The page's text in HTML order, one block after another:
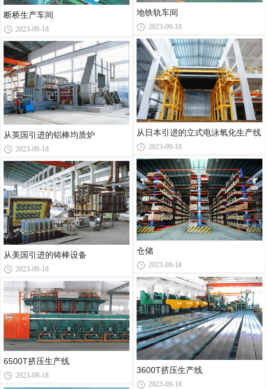
断桥生产车间
2023-09-18
从英国引进的铝棒均质炉
2023-09-18
从美国引进的铸棒设备
2023-09-18
6500T挤压生产线
2023-09-18
地铁轨车间
2023-09-18
从日本引进的立式电泳氧化生产线
2023-09-18
仓储
2023-09-18
3600T挤压生产线
2023-09-18